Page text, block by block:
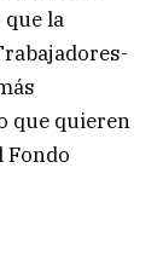
que la
que quieren
Fondo